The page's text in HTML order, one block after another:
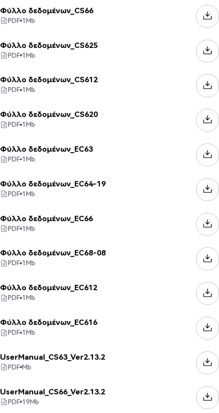
Φύλλο δεδομένων_CS66
PDF 1Mb
Φύλλο δεδομένων_CS625
PDF 1Mb
Φύλλο δεδομένων_CS612
PDF 1Mb
Φύλλο δεδομένων_CS620
PDF 1Mb
Φύλλο δεδομένων_EC63
PDF 1Mb
Φύλλο δεδομένων_EC64-19
PDF 1Mb
Φύλλο δεδομένων_EC66
PDF 1Mb
Φύλλο δεδομένων_EC68-08
PDF 1Mb
Φύλλο δεδομένων_EC612
PDF 1Mb
Φύλλο δεδομένων_EC616
PDF 1Mb
UserManual_CS63_Ver2.13.2
PDF Mb
UserManual_CS66_Ver2.13.2
PDF 19Mb